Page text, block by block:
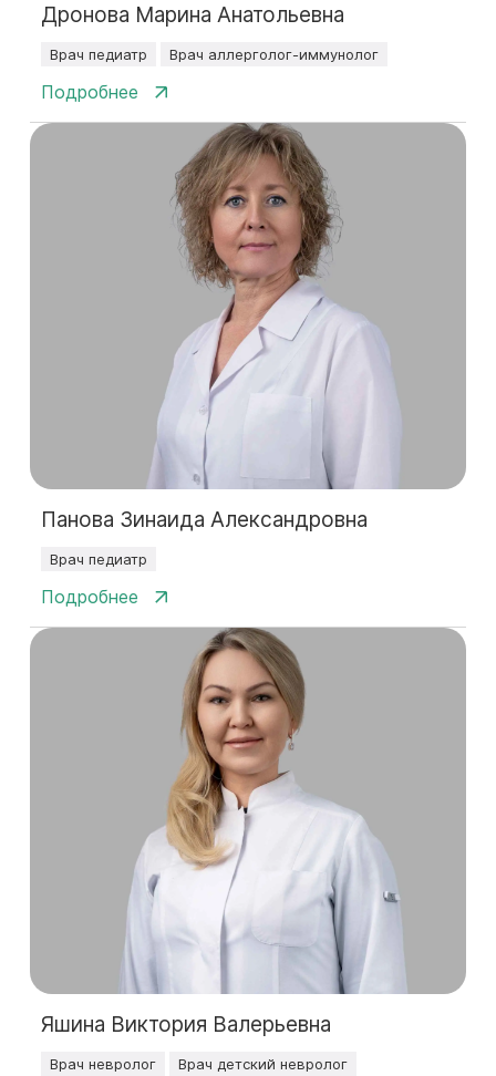
Дронова Марина Анатольевна
Врач педиатр Врач аллерголог-иммунолог
Подробнее
Панова Зинаида Александровна
Врач педиатр
Подробнее
Яшина Виктория Валерьевна
Врач невролог Врач детский невролог